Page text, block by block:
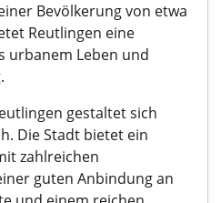
Bevölkerung von etwa
Reutlingen eine
urbanem Leben und
gestaltet sich
Die Stadt bietet ein
zahlreichen
guten Anbindung an